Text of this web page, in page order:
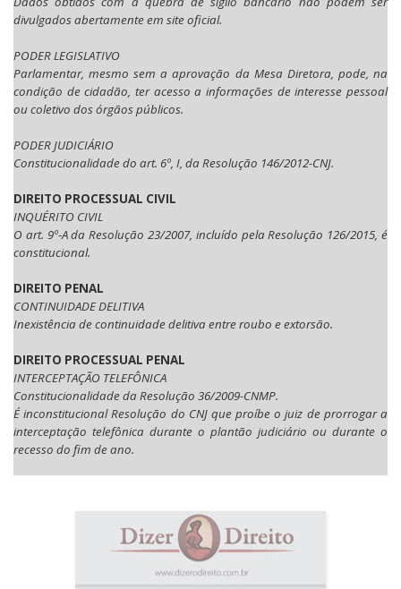
divulgados abertamente em site oficial.
PODER LEGISLATIVO
Parlamentar, mesmo sem a aprovação da Mesa Diretora, pode, na
condição de cidadão, ter acesso a informações de interesse pessoal
ou coletivo dos órgãos públicos.
PODER JUDICIÁRIO
Constitucionalidade do art. 6º, I, da Resolução 146/2012-CNJ.
DIREITO PROCESSUAL CIVIL
INQUÉRITO CIVIL
O art. 9º-A da Resolução 23/2007, incluído pela Resolução 126/2015, é
constitucional.
DIREITO PENAL
CONTINUIDADE DELITIVA
Inexistência de continuidade delitiva entre roubo e extorsão.
DIREITO PROCESSUAL PENAL
INTERCEPTAÇÃO TELEFÔNICA
Constitucionalidade da Resolução 36/2009-CNMP.
É inconstitucional Resolução do CNJ que proíbe o juiz de prorrogar a
interceptação telefônica durante o plantão judiciário ou durante o
recesso do fim de ano.